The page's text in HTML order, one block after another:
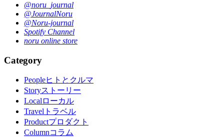
@noru_journal
@JournalNoru
@Noru-journal
Spotify Channel
noru online store
Category
Peopleヒトとクルマ
Storyストーリー
Localローカル
Travel トラベル
Productプロダクト
Columnコラム